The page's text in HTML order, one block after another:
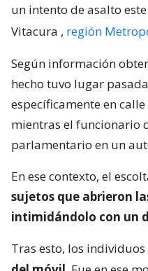
un intento de asalto
Vitacura , región
Según información
hecho tuvo lugar
específicamente en
mientras el funcionario
parlamentario en un
En ese contexto, el
sujetos que abrieron
intimidándolo con un
Tras esto, los individuos